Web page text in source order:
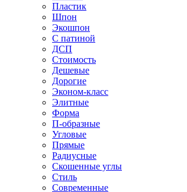
Пластик
Шпон
Экошпон
С патиной
ДСП
Стоимость
Дешевые
Дорогие
Эконом-класс
Элитные
Форма
П-образные
Угловые
Прямые
Радиусные
Скошенные углы
Стиль
Современные